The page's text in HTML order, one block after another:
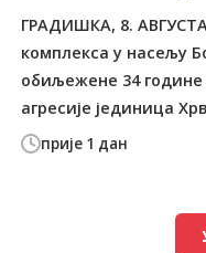
прије 1 дан
ГРАДИШКА, 8.
комплекса у насељу
обиљежене 34
агресије јединица